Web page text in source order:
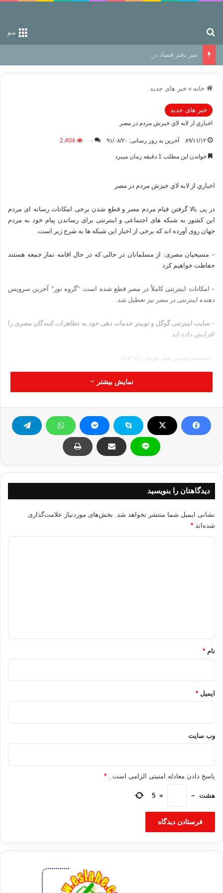
منو
سر دفتر فساد در زمین‌، دوری وکناره‌گیری از راه خداست‌!
خانه » خبر های جدید
خبر های جدید
اخباري از لابه لاي خيزش مردم در مصر
۸۹/۱۱/۱۲ آخرین به روز رسانی: ۹۱/۰۸/۲۰ ۰ 2,404
خواندن این مطلب 1 دقیقه زمان میبرد
اخباري از لابه لاي خيزش مردم در مصر
در پی بالا گرفتن قیام مردم مصر و قطع شدن برخی امکانات رسانه ای مردم
این کشور به شبکه های اجتماعی و اینترنتی برای رساندن پیام خود به مردم
جهان روی آورده اند که برخی از اخبار این شبکه ها به شرح زیر است.
– مسیحیان مصری: از مسلمانان در حالی که در حال اقامه نماز جمعه هستند
حفاظت خواهیم کرد
– امکانات اینترنتی کاملاً در مصر قطع شده است. "گروه نور" آخرین سرویس
دهنده اینترنتی در مصر نیز تعطیل شد.
– سایت اینترنتی گوگل و توییتر خدمات دهی خود به تظاهرات کنندگان مصری را
افزایش داده اند.
– سیستم وویس میل توییتر راه افتاد.
– "فرانک وایسنر" سفیر سابق آمریکا در مصر روانه این کشور شد تا با حسنی
مبارک گفتگو کند/ درخواست برای کناره گیری یکی از موضوعات احتمالی مطرح
– سفارت مصر در مراکش و نیویورک روز گذشته شاهد تظاهرات علیه حسنی
مبارک بود.
اما ادامه این کمک ها بستگی به رویدادها و وقایع دارد.
– بسیج جوانان اسکندریه کتابخانه این شهر را از دست غارتگران نجات دادند.
– حمایت های مردمی در برابر خرابکاری ها / الگوی برگرفته از انقلاب اسلامی
ایران.
– یک تظاهر کننده مصری: مردم خیلی مشتاق اما خیلی بی نظم هستند، اما
برگرفته از مهر
مصر مردم قيام مبارك اخوان المسلمين
نمایش بیشتر
دیدگاهتان را بنویسید
نشانی ایمیل شما منتشر نخواهد شد. بخش‌های موردنیاز علامت‌گذاری
شده‌اند *
نام *
ایمیل *
وب‌ سایت
پاسخ دادن معادله امنیتی الزامی است . *
هشت −
=
5